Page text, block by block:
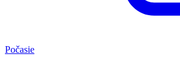
Počasie